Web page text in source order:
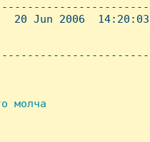
Jun 2006  14:20:03
молча